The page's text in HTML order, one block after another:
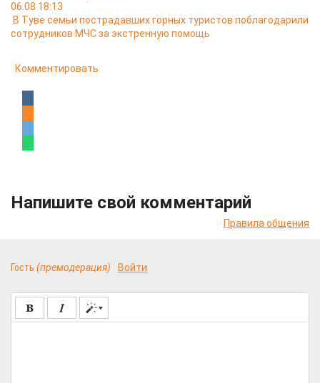
06.08 18:13
В Туве семьи пострадавших горных туристов поблагодарили
сотрудников МЧС за экстренную помощь
Комментировать
Напишите свой комментарий
Правила общения
Гость (премодерация) Войти